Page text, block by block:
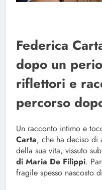
Federica
dopo un
riflettori e
percorso
Un racconto intimo e
Carta, che ha deciso
della sua vita, vissuto
di Maria De Filippi.
fragile spesso nascosto